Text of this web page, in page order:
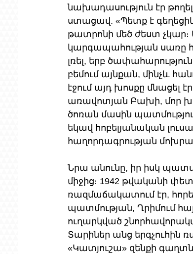
նախադասություն էր
ստացավ. «Պետք է
թատրոնի մեծ ժեստ
կարգապահության սառը
լռել, երբ
բեմում այնքան, մինչև
էջում այդ խոսքը մնացել
առավոտյան Բախի, մոր
ծոռան մասին
եկավ հոբելյանական
հաղորդագրության
Նրա անունը, իր իսկ
միջից։ 1942 թվականի
ռազմաճակատում էր,
պատմության, Ղրիմում
ուղարկված
Տարիներ անց երգչուհին
«Կատյուշա» զենքի